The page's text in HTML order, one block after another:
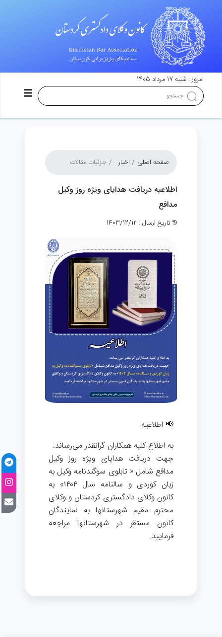
امروز : شنبه 17 مرداد 1405
صفحه اصلی اخبار جزئیات مقالات
اطلاعیه دریافت هدایای ویژه روز وکیل
مدافع
تاریخ ارسال : 1403/12/12
📢 اطلاعیه
به اطلاع کلیه همکاران گرانقدر می‌رساند:
جهت دریافت هدایای ویژه روز وکیل
مدافع شامل « تابلوی سوگندنامه وکیل به
زبان کوردی و سالنامه سال ۱۴۰۴» به
کانون وکلای دادگستری کردستان و وکلای
محترم مقیم شهرستانها به نمایندگان
کانون مستقر در شهرستانها مراجعه
فرمایید.